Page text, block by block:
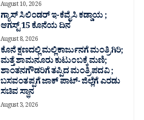
August 10, 2026
ಗ್ಯಾಸ್ ಸಿಲಿಂಡರ್ ಇ-ಕೆವೈಸಿ ಕಡ್ಡಾಯ ;
ಆಗಸ್ಟ್ 15 ಕೊನೆಯ ದಿನ
August 8, 2026
ಕೊನೆ ಕ್ಷಣದಲ್ಲಿ ಮಲ್ಲಿಕಾರ್ಜುನಗೆ ಮಂತ್ರಿಗಿರಿ;
ಮತ್ತೆ ಶಾಮನೂರು ಕುಟುಂಬಕ್ಕೆ ಮಣಿ;
ಶಾಂತನಗೌಡರಿಗೆ ತಪ್ಪಿದ ಮಂತ್ರಿ ಪದವಿ ;
ಬಸವಂತಪ್ಪಗೆ ಜಾಕ್ ಪಾಟ್- ಜಿಲ್ಲೆಗೆ ಎರಡು
ಸಚಿವ ಸ್ಥಾನ
August 3, 2026